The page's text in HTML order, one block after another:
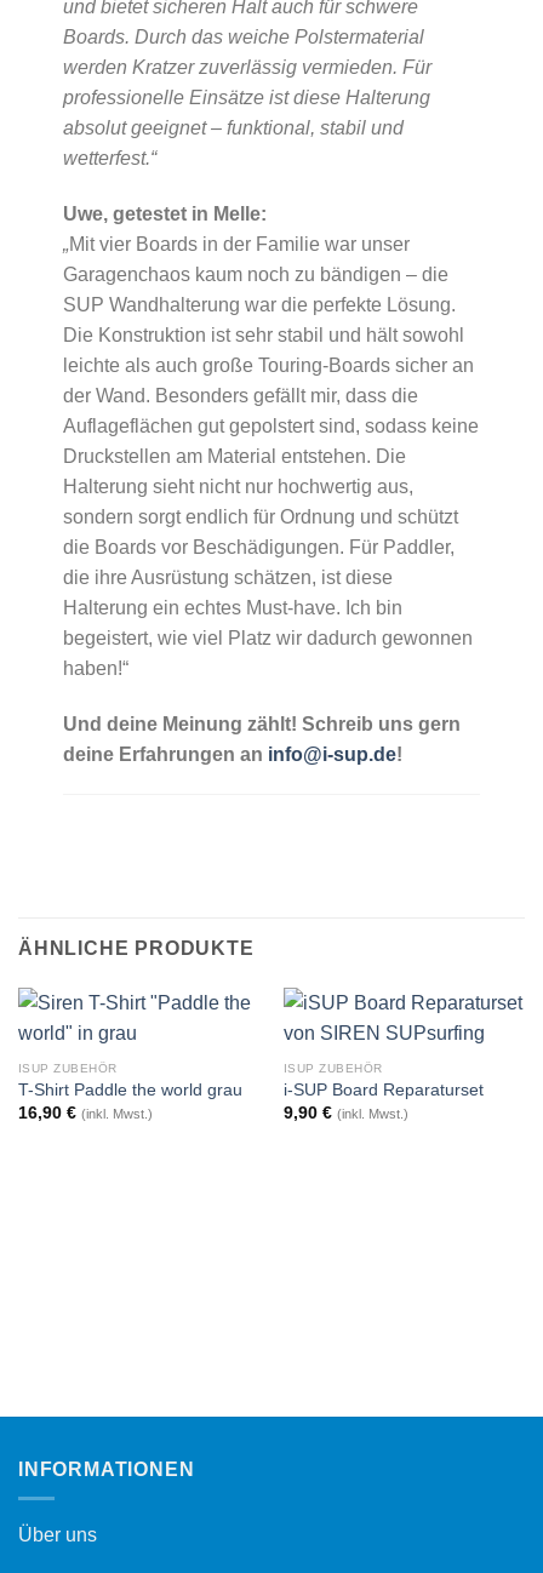
und bietet sicheren Halt auch für schwere
Boards. Durch das weiche Polstermaterial
werden Kratzer zuverlässig vermieden. Für
professionelle Einsätze ist diese Halterung
absolut geeignet – funktional, stabil und
wetterfest.“
Uwe, getestet in Melle:
„Mit vier Boards in der Familie war unser
Garagenchaos kaum noch zu bändigen – die
SUP Wandhalterung war die perfekte Lösung.
Die Konstruktion ist sehr stabil und hält sowohl
leichte als auch große Touring-Boards sicher an
der Wand. Besonders gefällt mir, dass die
Auflageflächen gut gepolstert sind, sodass keine
Druckstellen am Material entstehen. Die
Halterung sieht nicht nur hochwertig aus,
sondern sorgt endlich für Ordnung und schützt
die Boards vor Beschädigungen. Für Paddler,
die ihre Ausrüstung schätzen, ist diese
Halterung ein echtes Must-have. Ich bin
begeistert, wie viel Platz wir dadurch gewonnen
haben!“
Und deine Meinung zählt! Schreib uns gern
deine Erfahrungen an info@i-sup.de!
ÄHNLICHE PRODUKTE
ISUP ZUBEHÖR
T-Shirt Paddle the world grau
16,90 € (inkl. Mwst.)
ISUP ZUBEHÖR
i-SUP Board Reparaturset
9,90 € (inkl. Mwst.)
INFORMATIONEN
Über uns